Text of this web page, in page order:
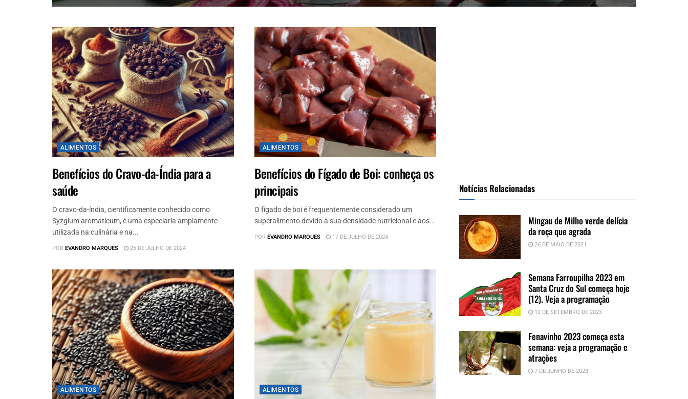
ALIMENTOS
Benefícios do Cravo-da-Índia para a
saúde
O cravo-da-índia, cientificamente conhecido como
Syzgium aromaticum, é uma especiaria amplamente
utilizada na culinária e na...
POREVANDRO MARQUES 25 DE JULHO DE 2024
ALIMENTOS
Benefícios do Fígado de Boi: conheça os
principais
O fígado de boi é frequentemente considerado um
superalimento devido à sua densidade nutricional e aos...
POREVANDRO MARQUES 17 DE JULHO DE 2024
ALIMENTOS ALIMENTOS
Notícias Relacionadas
Mingau de Milho verde delícia
da roça que agrada
26 DE MAIO DE 2021
Semana Farroupilha 2023 em
Santa Cruz do Sul começa hoje
(12). Veja a programação
12 DE SETEMBRO DE 2023
Fenavinho 2023 começa esta
semana: veja a programação e
atrações
7 DE JUNHO DE 2023